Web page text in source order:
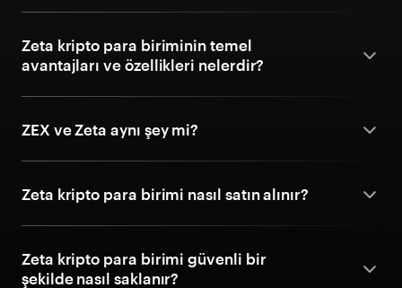
Zeta kripto para biriminin temel
avantajları ve özellikleri nelerdir?
ZEX ve Zeta aynı şey mi?
Zeta kripto para birimi nasıl satın alınır?
Zeta kripto para birimi güvenli bir
şekilde nasıl saklanır?